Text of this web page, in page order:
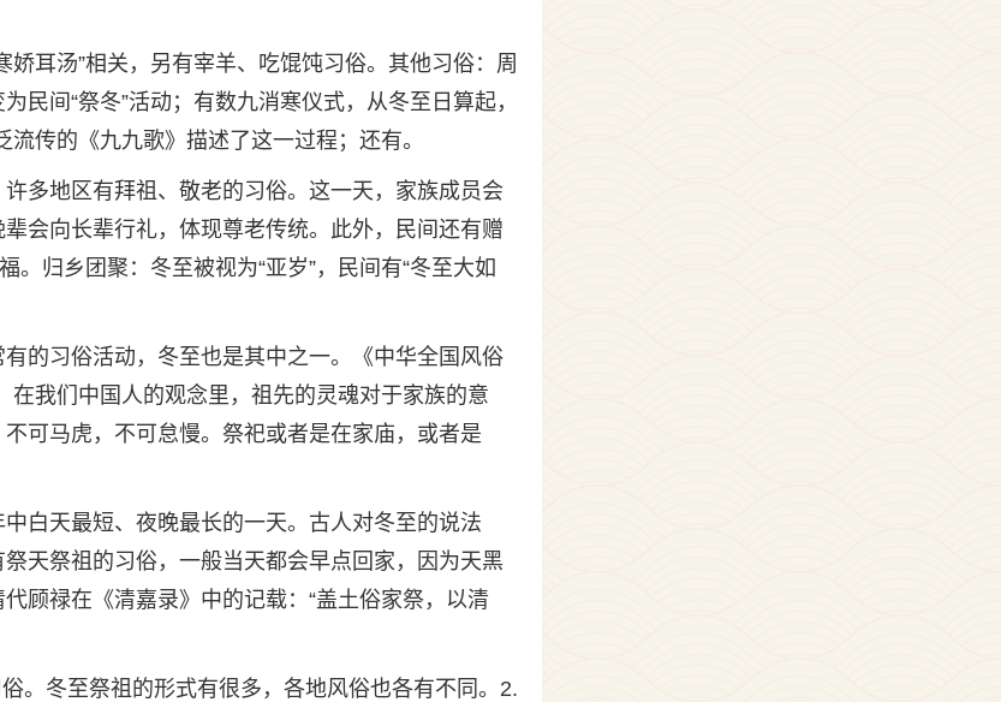
耳汤”相关，另有宰羊、吃馄饨习俗。其他习俗：周
民间“祭冬”活动；有数九消寒仪式，从冬至日算起，
流传的《九九歌》描述了这一过程；还有。
多地区有拜祖、敬老的习俗。这一天，家族成员会
会向长辈行礼，体现尊老传统。此外，民间还有赠
。归乡团聚：冬至被视为“亚岁”，民间有“冬至大如
的习俗活动，冬至也是其中之一。《中华全国风俗
在我们中国人的观念里，祖先的灵魂对于家族的意
可马虎，不可怠慢。祭祀或者是在家庙，或者是
白天最短、夜晚最长的一天。古人对冬至的说法
天祭祖的习俗，一般当天都会早点回家，因为天黑
顾禄在《清嘉录》中的记载：“盖土俗家祭，以清
。冬至祭祖的形式有很多，各地风俗也各有不同。2.